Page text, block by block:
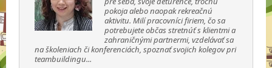
pokoja alebo naopak rekreačnú
aktivitu. Milí pracovníci firiem, čo sa
potrebujete občas stretnúť s klientmi a
zahraničnými partnermi, vzdelávať sa
na školeniach či konferenciách, spoznať svojich kolegov pri
teambuildingu...